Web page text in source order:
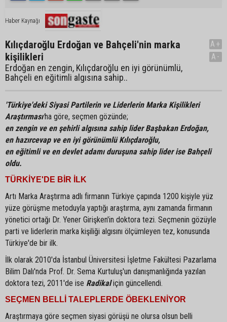
Haber Kaynağı
Kılıçdaroğlu Erdoğan ve Bahçeli'nin marka
kişilikleri
Erdoğan en zengin, Kılıçdaroğlu en iyi görünümlü,
Bahçeli en eğitimli algısına sahip..
A+
A-
'Türkiye'deki Siyasi Partilerin ve Liderlerin Marka Kişilikleri
Araştırması'na göre, seçmen gözünde;
en zengin ve en şehirli algısına sahip lider Başbakan Erdoğan,
en hazırcevap ve en iyi görünümlü Kılıçdaroğlu,
en eğitimli ve en devlet adamı duruşuna sahip lider ise Bahçeli
oldu.
TÜRKİYE'DE BİR İLK
Artı Marka Araştırma adlı firmanın Türkiye çapında 1200 kişiyle yüz
yüze görüşme metoduyla yaptığı araştırma, aynı zamanda firmanın
yönetici ortağı Dr. Yener Girişken'in doktora tezi. Seçmenin gözüyle
parti ve liderlerin marka kişiliği algısını ölçümleyen tez, konusunda
Türkiye'de bir ilk.
İlk olarak 2010'da İstanbul Üniversitesi İşletme Fakültesi Pazarlama
Bilim Dalı'nda Prof. Dr. Sema Kurtuluş'un danışmanlığında yazılan
doktora tezi, 2011'de ise Radikaliçin güncellendi.
SEÇMEN BELLİ TALEPLERDE ÖBEKLENİYOR
Araştırmaya göre seçmen siyasi görüşü ne olursa olsun belli